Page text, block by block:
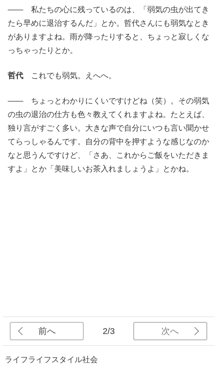
―― 私たちの心に残っているのは、「弱気の虫が出てき
たら早めに退治するんだ」とか。哲代さんにも弱気なとき
がありますよね。雨が降ったりすると、ちょっと寂しくな
っちゃったりとか。
哲代 これでも弱気。えへへ。
―― ちょっとわかりにくいですけどね（笑）。その弱気
の虫の退治の仕方も色々教えてくれますよね。たとえば、
独り言がすごく多い。大きな声で自分にいつも言い聞かせ
てらっしゃるんです。自分の背中を押すような感じなのか
なと思うんですけど、「さあ、これからご飯をいただきま
すよ」とか「美味しいお茶入れましょうよ」とかね。
前へ 2/3 次へ
ライフライフスタイル社会